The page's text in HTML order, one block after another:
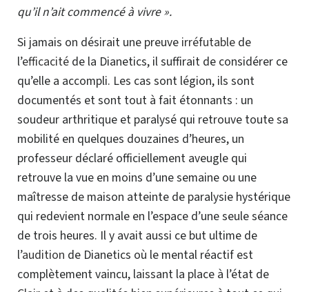
qu’il n’ait commencé à vivre ».
Si jamais on désirait une preuve irréfutable de
l’efficacité de la Dianetics, il suffirait de considérer ce
qu’elle a accompli. Les cas sont légion, ils sont
documentés et sont tout à fait étonnants : un
soudeur arthritique et paralysé qui retrouve toute sa
mobilité en quelques douzaines d’heures, un
professeur déclaré officiellement aveugle qui
retrouve la vue en moins d’une semaine ou une
maîtresse de maison atteinte de paralysie hystérique
qui redevient normale en l’espace d’une seule séance
de trois heures. Il y avait aussi ce but ultime de
l’audition de Dianetics où le mental réactif est
complètement vaincu, laissant la place à l’état de